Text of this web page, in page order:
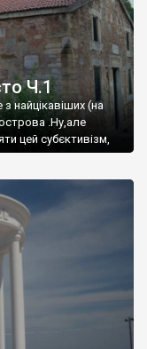
Ч.1
найцікавіших (на
.Ну,але
цей субєктивізм,